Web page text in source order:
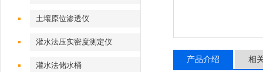
土壤原位渗透仪
灌水法压实密度测定仪
灌水法储水桶
产品介绍 相